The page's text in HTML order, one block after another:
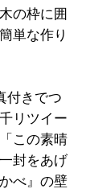
の枠に囲
単な作り
付きでつ
リツイー
この素晴
封をあげ
べ』の壁